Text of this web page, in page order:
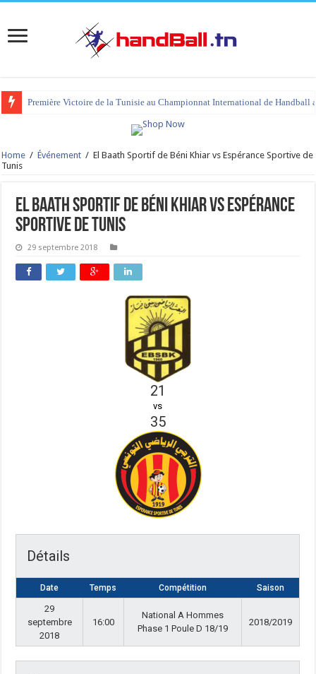
Première Victoire de la Tunisie au Championnat International de Handball
Home / Événement / El Baath Sportif de Béni Khiar vs Espérance Sportive de
Tunis
El Baath Sportif de Béni Khiar vs Espérance
Sportive de Tunis
29 septembre 2018
21
vs
35
Détails
Date Temps Compétition Saison
29
septembre
2018
16:00
National A Hommes
Phase 1 Poule D 18/19
2018/2019